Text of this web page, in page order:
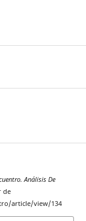
Análisis De
de
article/view/134